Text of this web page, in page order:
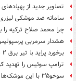
تصاویر جدید از
سامانه ضد موشکی
چرا محمد صلاح ترکیه را
هشدار سرمربی
برخورد پراید با تیر برق ۲ فوتی بر جای گذاشت
ترامپ سوئیس را تهدید
سوخو۳۵ با این موشک‌ها به ناوهای‌جنگی حمله می‌کند